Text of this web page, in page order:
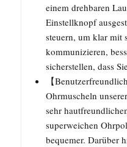
einem drehbaren
Einstellknopf
steuern, um klar mit
kommunizieren,
sicherstellen, dass
【
Ohrmuscheln
sehr
superweichen
bequemer. Darüber